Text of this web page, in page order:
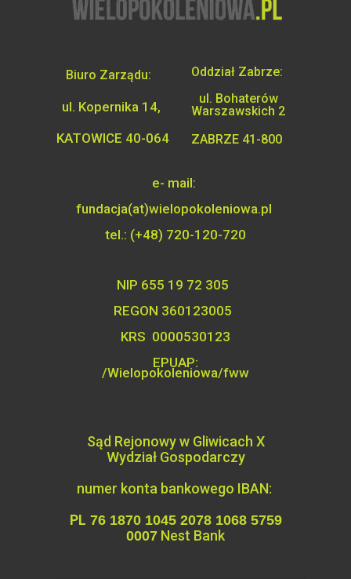
Sąd Rejonowy w Gliwicach X
Wydział Gospodarczy
numer konta bankowego IBAN:
PL 76 1870 1045 2078 1068 5759
0007 Nest Bank
e- mail:
fundacja(at)wielopokoleniowa.pl
tel.: (+48) 720-120-720
NIP 655 19 72 305
REGON 360123005
KRS 0000530123
EPUAP:
/Wielopokoleniowa/fww
Oddział Zabrze:
ul. Bohaterów
Warszawskich 2
ZABRZE 41-800
Biuro Zarządu:
ul. Kopernika 14,
KATOWICE 40-064